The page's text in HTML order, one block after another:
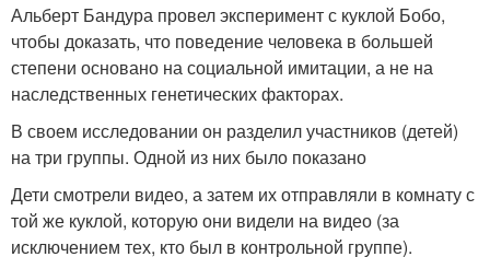
Альберт Бандура провел эксперимент с куклой Бобо,
чтобы доказать, что поведение человека в большей
степени основано на социальной имитации, а не на
наследственных генетических факторах.
В своем исследовании он разделил участников (детей)
на три группы. Одной из них было показано
Дети смотрели видео, а затем их отправляли в комнату с
той же куклой, которую они видели на видео (за
исключением тех, кто был в контрольной группе).